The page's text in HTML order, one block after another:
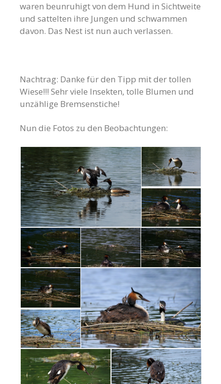
waren beunruhigt von dem Hund in Sichtweite
und sattelten ihre Jungen und schwammen
davon. Das Nest ist nun auch verlassen.
Nachtrag: Danke für den Tipp mit der tollen
Wiese!!! Sehr viele Insekten, tolle Blumen und
unzählige Bremsenstiche!
Nun die Fotos zu den Beobachtungen: